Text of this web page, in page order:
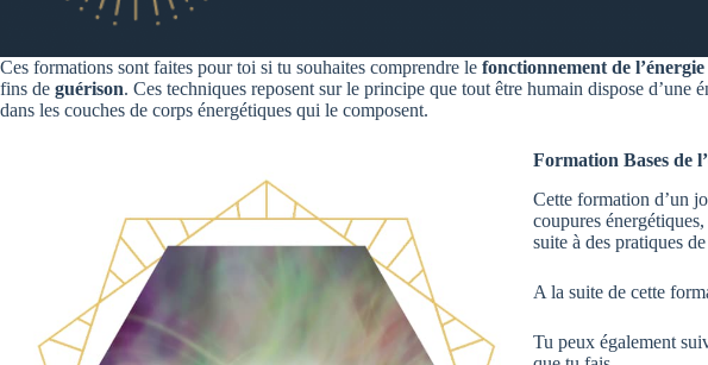
Ces formations sont faites pour toi si tu souhaites comprendre le fonctionnement de l’énergie
fins de guérison. Ces techniques reposent sur le principe que tout être humain dispose
dans les couches de corps énergétiques qui le composent.
Formation Bases de
Cette formation d’un
coupures
suite à des pratiques
A la suite de cette
Tu peux également